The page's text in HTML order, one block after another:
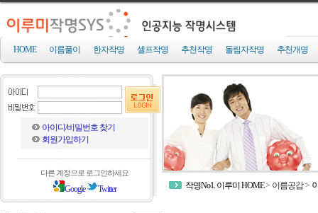
HOME 이름풀이 한자작명 셀프작명 추천작명 돌림자작명 추천개명
아이디/비밀번호 찾기
회원가입하기
다른 계정으로 로그인하세요
Google Twitter 작명No1. 이루미 HOME> 이름공감>